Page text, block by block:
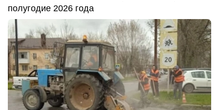
полугодие 2026 года